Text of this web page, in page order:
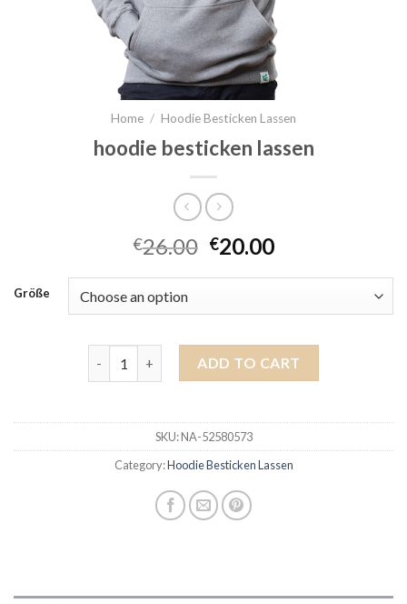
Home / Hoodie Besticken Lassen
hoodie besticken lassen
€26.00 €20.00
Größe
hoodie besticken lassen quantity
ADD TO CART
SKU:NA-52580573
Category:Hoodie Besticken Lassen